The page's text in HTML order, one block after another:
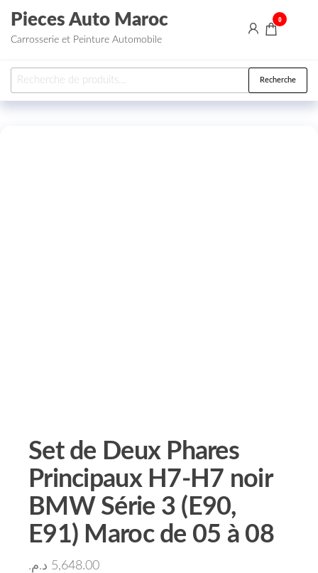
Aller au contenu
Pieces Auto Maroc
Carrosserie et Peinture Automobile
0
Recherche pour : Recherche
Set de Deux Phares
Principaux H7-H7 noir
BMW Série 3 (E90,
E91) Maroc de 05 à 08
5,648.00 د.م.